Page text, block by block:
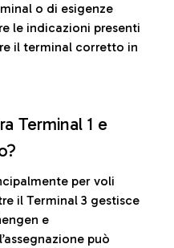
o di esigenze
le indicazioni presenti
il terminal corretto in
Terminal 1 e
per voli
il Terminal 3 gestisce
e
può